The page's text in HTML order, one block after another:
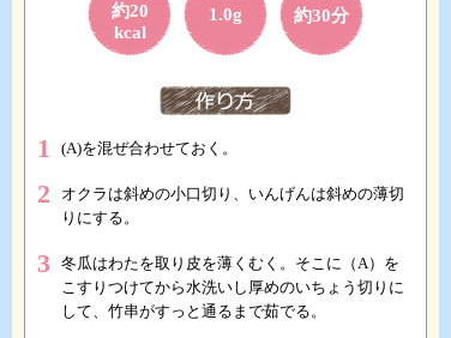
約20
kcal
1.0g 約30分
1 (A)を混ぜ合わせておく。
2
オクラは斜めの小口切り、いんげんは斜めの薄切
りにする。
3 冬瓜はわたを取り皮を薄くむく。そこに（A）を
こすりつけてから水洗いし厚めのいちょう切りに
して、竹串がすっと通るまで茹でる。